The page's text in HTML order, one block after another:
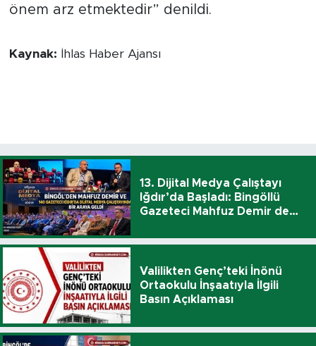
önem arz etmektedir” denildi.
Kaynak: İhlas Haber Ajansı
13. Dijital Medya Çalıştayı
Iğdır’da Başladı: Bingöllü
Gazeteci Mahfuz Demir de
Valilikten Genç’teki İnönü
Ortaokulu İnşaatıyla İlgili
Basın Açıklaması